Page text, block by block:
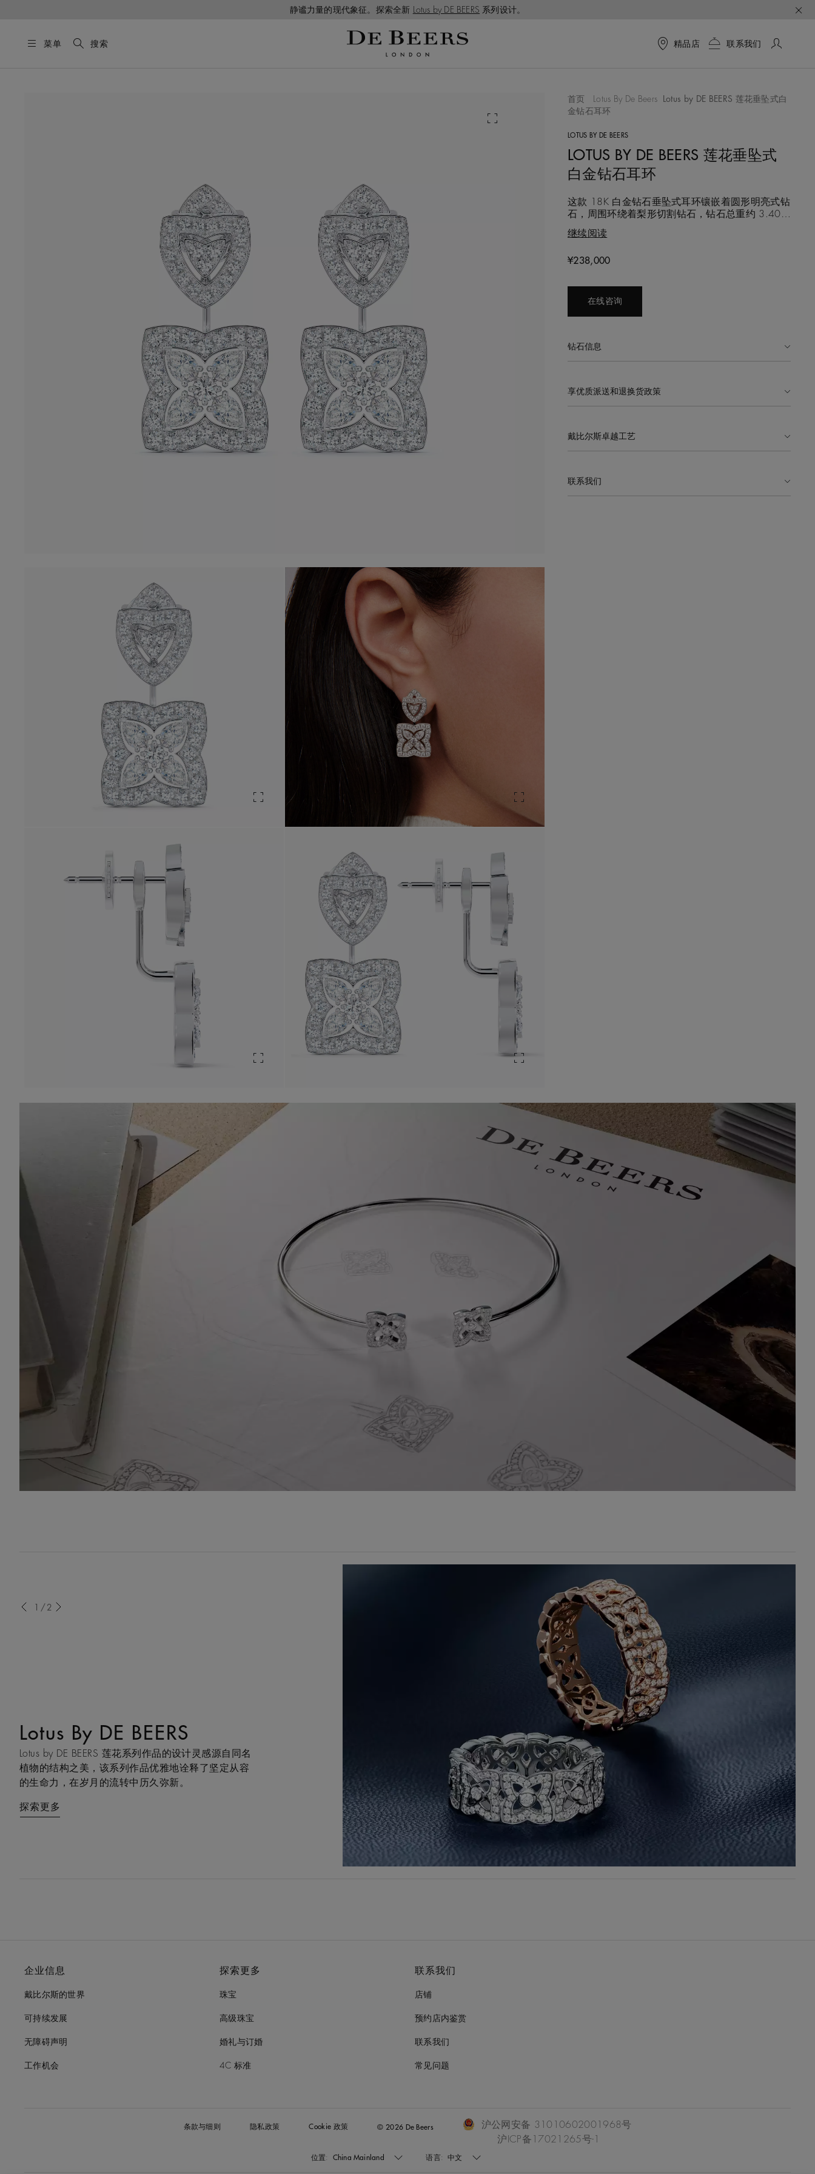
静谧力量的现代象征。探索全新 Lotus by DE BEERS 系列设计。
菜单 搜索 精品店 联系我们
首页 Lotus By De Beers
Lotus by DE BEERS 莲花垂坠式白
金钻石耳环
LOTUS BY DE BEERS
LOTUS BY DE BEERS 莲花垂坠式
白金钻石耳环
这款 18K 白金钻石垂坠式耳环镶嵌着圆形明亮式钻
石，周围环绕着梨形切割钻石，钻石总重约 3.40
奥卡万戈三角洲的莲花，采用独特的四瓣莲花造
相伴左右，共度人生每一刻的美好意愿。每一颗钻
继续阅读
Original price
¥238,000
在线咨询
钻石信息
享优质派送和退换货政策
戴比尔斯卓越工艺
联系我们
1/2
Lotus By DE BEERS
Lotus by DE BEERS 莲花系列作品的设计灵感源自同名
植物的结构之美，该系列作品优雅地诠释了坚定从容
的生命力，在岁月的流转中历久弥新。
探索更多
Talisman
Talisman 系列巧妙融合天然原钻与抛光钻石，以妙趣
盎然的感官互动，诠释大地摄人心魄的力量，成为庇
佑之力与双重能量的现代象征。
探索更多
企业信息
戴比尔斯的世界
可持续发展
无障碍声明
工作机会
探索更多
珠宝
高级珠宝
婚礼与订婚
4C 标准
联系我们
店铺
预约店内鉴赏
联系我们
常见问题
条款与细则 隐私政策 Cookie 政策 © 2026 De Beers
沪公网安备 31010602001968号
沪ICP备17021265号-1
位置: China Mainland 语言: 中文